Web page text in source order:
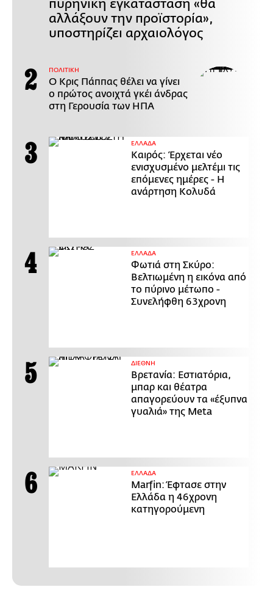
πυρηνική εγκατάσταση «θα
αλλάξουν την προϊστορία»,
υποστηρίζει αρχαιολόγος
ΠΟΛΙΤΙΚΗ
Ο Κρις Πάππας θέλει να γίνει
ο πρώτος ανοιχτά γκέι άνδρας
στη Γερουσία των ΗΠΑ
ΕΛΛΑΔΑ
Καιρός: Έρχεται νέο
ενισχυσμένο μελτέμι τις
επόμενες ημέρες - Η
ανάρτηση Κολυδά
ΕΛΛΑΔΑ
Φωτιά στη Σκύρο:
Βελτιωμένη η εικόνα από
το πύρινο μέτωπο -
Συνελήφθη 63χρονη
ΔΙΕΘΝΗ
Βρετανία: Εστιατόρια,
μπαρ και θέατρα
απαγορεύουν τα «έξυπνα
γυαλιά» της Meta
ΕΛΛΑΔΑ
Marfin: Έφτασε στην
Ελλάδα η 46χρονη
κατηγορούμενη